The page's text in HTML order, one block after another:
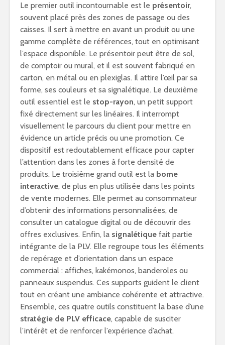
Le premier outil incontournable est le présentoir,
souvent placé près des zones de passage ou des
caisses. Il sert à mettre en avant un produit ou une
gamme complète de références, tout en optimisant
l’espace disponible. Le présentoir peut être de sol,
de comptoir ou mural, et il est souvent fabriqué en
carton, en métal ou en plexiglas. Il attire l’œil par sa
forme, ses couleurs et sa signalétique. Le deuxième
outil essentiel est le stop-rayon, un petit support
fixé directement sur les linéaires. Il interrompt
visuellement le parcours du client pour mettre en
évidence un article précis ou une promotion. Ce
dispositif est redoutablement efficace pour capter
l’attention dans les zones à forte densité de
produits. Le troisième grand outil est la borne
interactive, de plus en plus utilisée dans les points
de vente modernes. Elle permet au consommateur
d’obtenir des informations personnalisées, de
consulter un catalogue digital ou de découvrir des
offres exclusives. Enfin, la signalétique fait partie
intégrante de la PLV. Elle regroupe tous les éléments
de repérage et d’orientation dans un espace
commercial : affiches, kakémonos, banderoles ou
panneaux suspendus. Ces supports guident le client
tout en créant une ambiance cohérente et attractive.
Ensemble, ces quatre outils constituent la base d’une
stratégie de PLV efficace, capable de susciter
l’intérêt et de renforcer l’expérience d’achat.